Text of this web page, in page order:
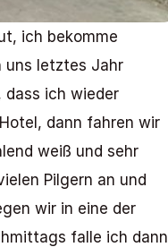
ich bekomme
uns letztes Jahr
dass ich wieder
dann fahren wir
weiß und sehr
Pilgern an und
wir in eine der
falle ich dann